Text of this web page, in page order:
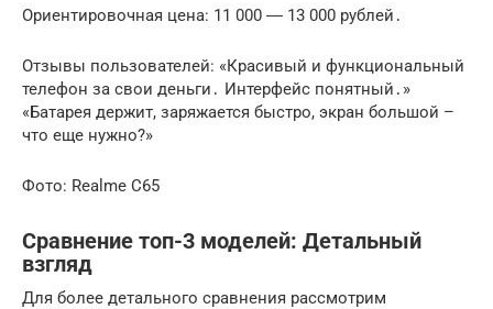
Ориентировочная цена: 11 000 ― 13 000 рублей․
Отзывы пользователей: «Красивый и функциональный
телефон за свои деньги․ Интерфейс понятный․»
«Батарея держит, заряжается быстро, экран большой –
что еще нужно?»
Фото: Realme C65
Сравнение топ-3 моделей: Детальный
взгляд
Для более детального сравнения рассмотрим